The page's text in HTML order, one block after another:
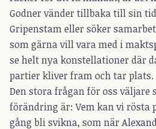
Godner vänder tillbaka till sin
Gripenstam eller söker
som gärna vill vara med i
se helt nya konstellationer där
partier kliver fram och tar plats.
Den stora frågan för oss väljare
förändring är: Vem kan vi rösta
gång bli svikna, som när